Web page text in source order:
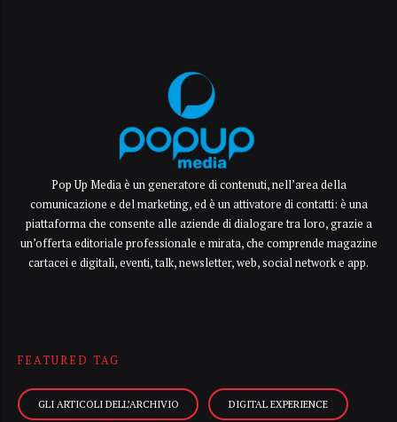
Pop Up Media è un generatore di contenuti, nell’area della
comunicazione e del marketing, ed è un attivatore di contatti: è una
piattaforma che consente alle aziende di dialogare tra loro, grazie a
un’offerta editoriale professionale e mirata, che comprende magazine
cartacei e digitali, eventi, talk, newsletter, web, social network e app.
FEATURED TAG
GLI ARTICOLI DELL’ARCHIVIO DIGITAL EXPERIENCE